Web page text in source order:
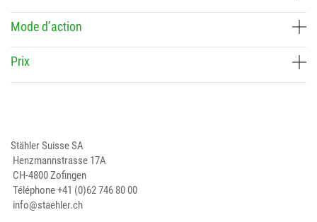
Mode d’action
Prix
Stähler Suisse SA
Henzmannstrasse 17A
CH-4800 Zofingen
Téléphone+41 (0)62 746 80 00
info@staehler.ch